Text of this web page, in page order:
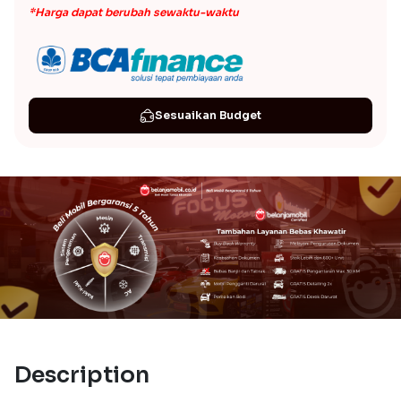
*Harga dapat berubah sewaktu-waktu
Sesuaikan Budget
Description